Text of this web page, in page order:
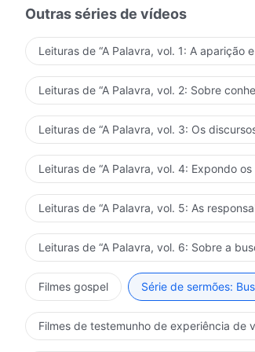
Outras séries de vídeos
Leituras de “A Palavra, vol. 1: A aparição
Leituras de “A Palavra, vol. 2: Sobre
Leituras de “A Palavra, vol. 3: Os
Leituras de “A Palavra, vol. 4: Expondo os
Leituras de “A Palavra, vol. 5: As
Leituras de “A Palavra, vol. 6: Sobre a
Filmes gospel Série de sermões:
Filmes de testemunho de experiência de